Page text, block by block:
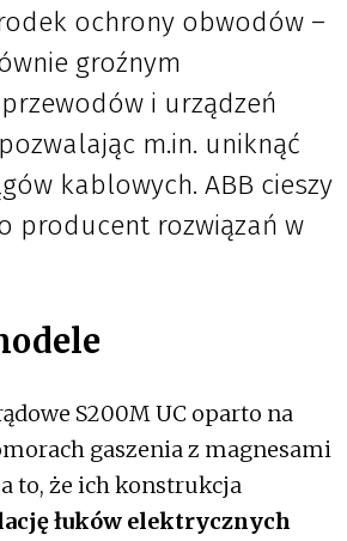
ochrony obwodów –
groźnym
i urządzeń
m.in. uniknąć
kablowych. ABB cieszy
producent rozwiązań w
S200M UC oparto na
gaszenia z magnesami
to, że ich konstrukcja
łuków elektrycznych